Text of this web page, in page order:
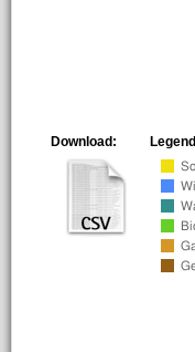
Download: